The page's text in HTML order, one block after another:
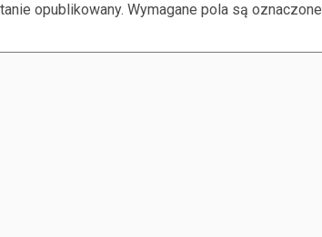
opublikowany. Wymagane pola są oznaczone